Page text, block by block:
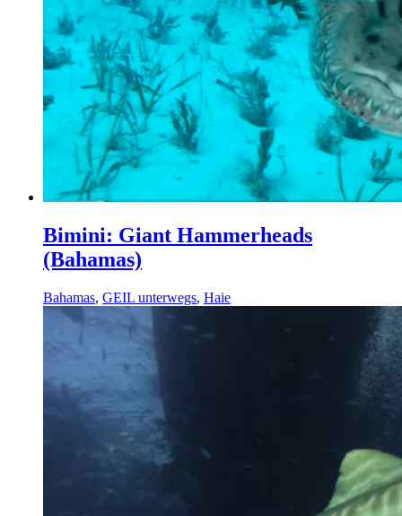
Bimini: Giant Hammerheads
(Bahamas)
Bahamas, GEIL unterwegs, Haie